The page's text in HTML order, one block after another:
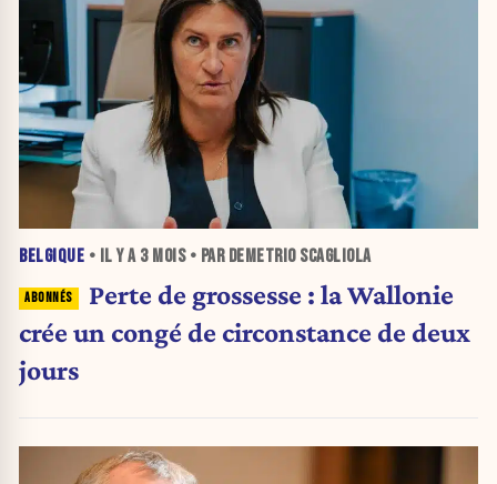
BELGIQUE • IL Y A 3 MOIS• PAR DEMETRIO SCAGLIOLA
Perte de grossesse : la Wallonie
crée un congé de circonstance de deux
jours